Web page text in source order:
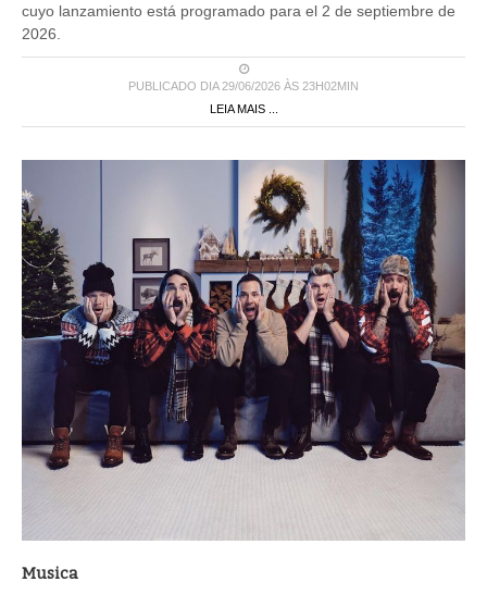
cuyo lanzamiento está programado para el 2 de septiembre de
2026.
PUBLICADO DIA 29/06/2026 ÀS 23H02MIN
LEIA MAIS ...
Musica